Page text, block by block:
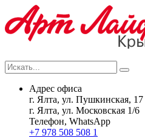
Search
Адрес офиса
г. Ялта, ул. Пушкинская, 17
г. Ялта, ул. Московская 1/6
Телефон, WhatsApp
+7 978 508 508 1